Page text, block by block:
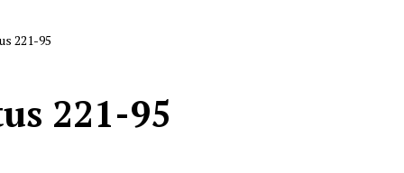
221-95
221-95